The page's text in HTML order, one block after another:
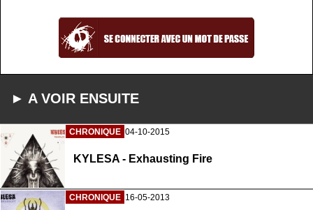
► A VOIR ENSUITE
CHRONIQUE 04-10-2015
KYLESA - Exhausting Fire
CHRONIQUE 16-05-2013